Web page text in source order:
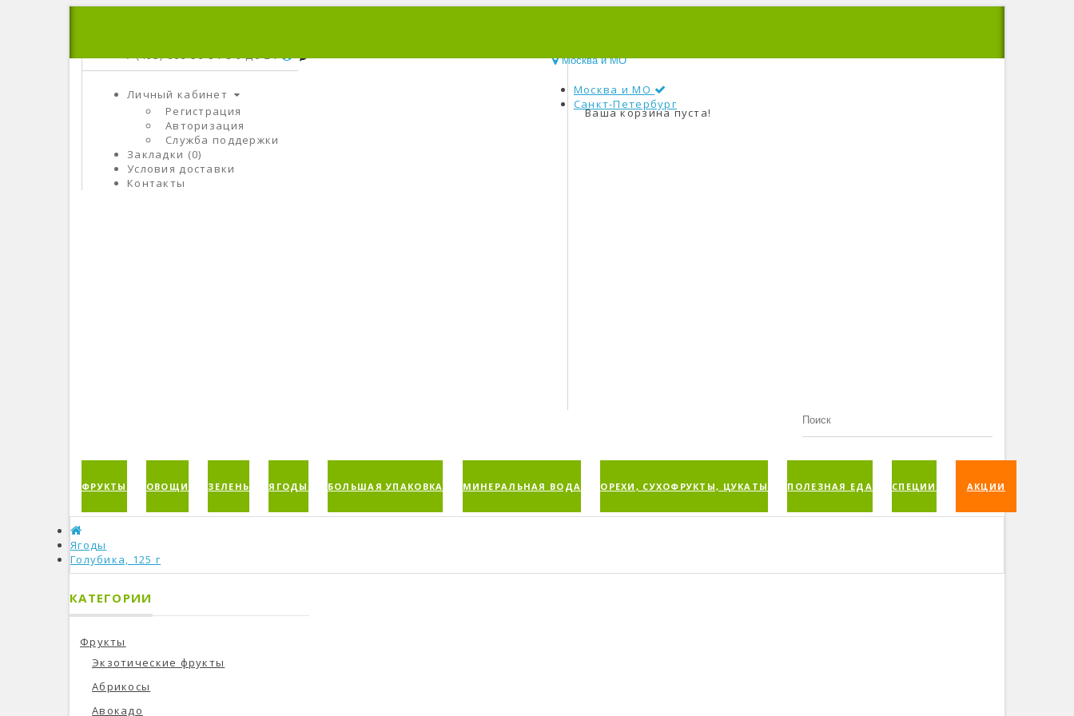
+7 (495) 666-56-84C 9 До 21
Личный кабинет
Регистрация
Авторизация
Служба поддержки
Закладки (0)
Условия доставки
Контакты
Ваша корзина пуста!
Москва и МО
Москва и МО
Санкт-Петербург
ФРУКТЫ ОВОЩИ ЗЕЛЕНЬ ЯГОДЫ БОЛЬШАЯ УПАКОВКА МИНЕРАЛЬНАЯ ВОДА ОРЕХИ, СУХОФРУКТЫ, ЦУКАТЫ ПОЛЕЗНАЯ ЕДА СПЕЦИИ АКЦИИ
Ягоды
Голубика, 125 г
КАТЕГОРИИ
Фрукты
Экзотические фрукты
Абрикосы
Авокадо